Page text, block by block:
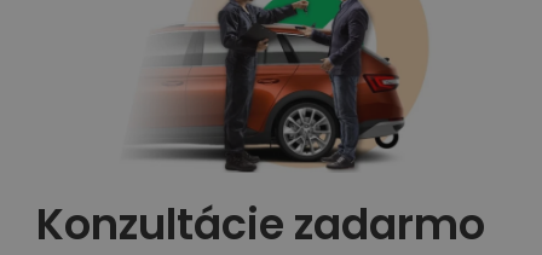
Konzultácie zadarmo